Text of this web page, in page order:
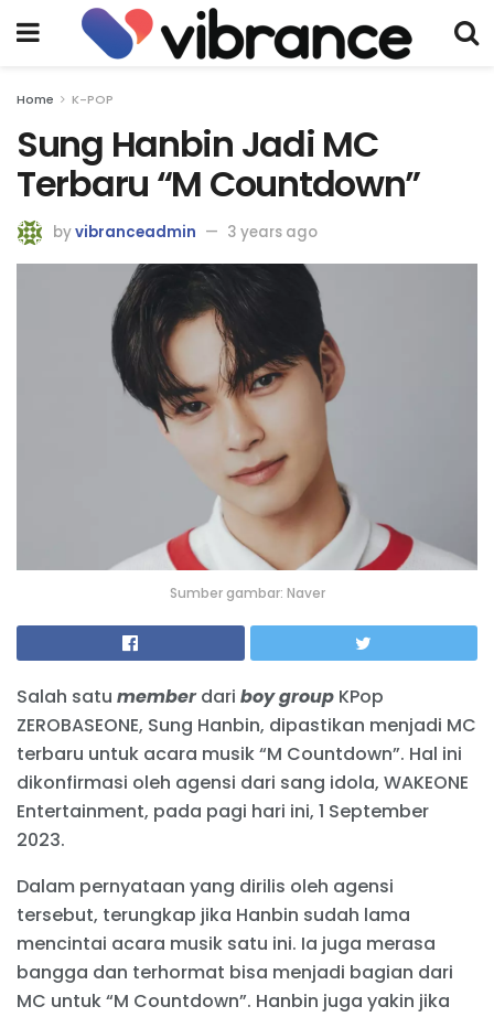
Home K-POP
Sung Hanbin Jadi MC
Terbaru “M Countdown”
byvibranceadmin 3 years ago
Sumber gambar: Naver
Salah satu memberdari boy group KPop
ZEROBASEONE, Sung Hanbin, dipastikan menjadi MC
terbaru untuk acara musik “M Countdown”. Hal ini
dikonfirmasi oleh agensi dari sang idola, WAKEONE
Entertainment, pada pagi hari ini, 1 September
2023.
Dalam pernyataan yang dirilis oleh agensi
tersebut, terungkap jika Hanbin sudah lama
mencintai acara musik satu ini. Ia juga merasa
bangga dan terhormat bisa menjadi bagian dari
MC untuk “M Countdown”. Hanbin juga yakin jika